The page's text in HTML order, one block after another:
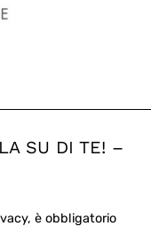
SU DI TE! –
è obbligatorio